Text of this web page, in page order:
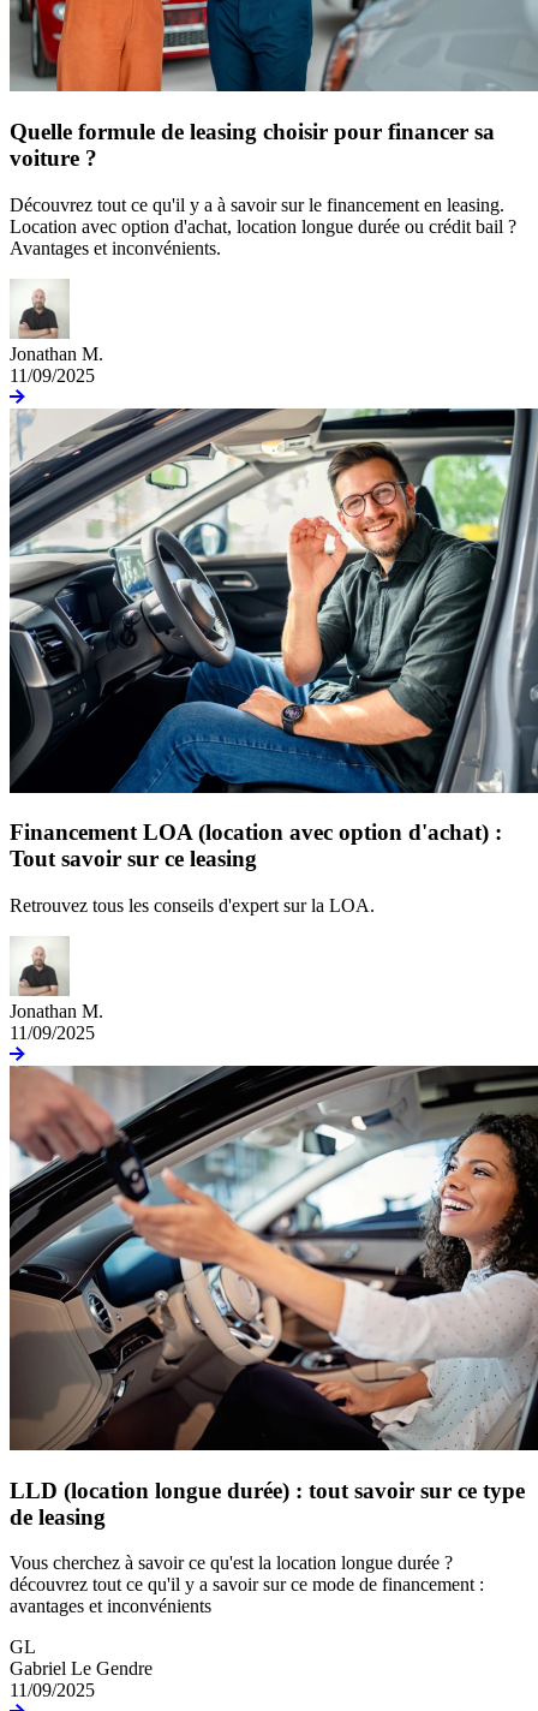
Quelle formule de leasing choisir pour financer sa
voiture ?
Découvrez tout ce qu'il y a à savoir sur le financement en leasing.
Location avec option d'achat, location longue durée ou crédit bail ?
Avantages et inconvénients.
Jonathan M.
11/09/2025
Financement LOA (location avec option d'achat) :
Tout savoir sur ce leasing
Retrouvez tous les conseils d'expert sur la LOA.
Jonathan M.
11/09/2025
LLD (location longue durée) : tout savoir sur ce type
de leasing
Vous cherchez à savoir ce qu'est la location longue durée ?
découvrez tout ce qu'il y a savoir sur ce mode de financement :
avantages et inconvénients
GL
Gabriel Le Gendre
11/09/2025